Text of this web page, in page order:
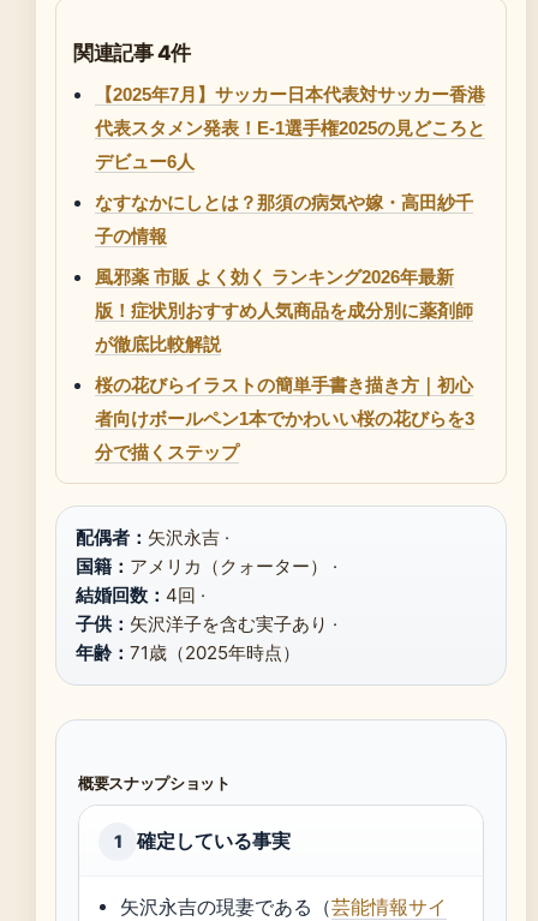
関連記事 4件
【2025年7月】サッカー日本代表対サッカー香港
代表スタメン発表！E-1選手権2025の見どころと
デビュー6人
なすなかにしとは？那須の病気や嫁・高田紗千
子の情報
風邪薬 市販 よく効く ランキング2026年最新
版！症状別おすすめ人気商品を成分別に薬剤師
が徹底比較解説
桜の花びらイラストの簡単手書き描き方｜初心
者向けボールペン1本でかわいい桜の花びらを3
分で描くステップ
配偶者： 矢沢永吉 ·
国籍： アメリカ（クォーター） ·
結婚回数： 4回 ·
子供： 矢沢洋子を含む実子あり ·
年齢： 71歳（2025年時点）
概要スナップショット
1 確定している事実
矢沢永吉の現妻である（芸能情報サイ